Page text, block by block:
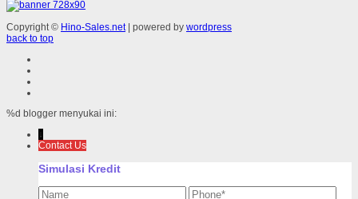
Copyright © Hino-Sales.net| powered by wordpress
back to top
%d blogger menyukai ini:
↓
Contact Us
Simulasi Kredit